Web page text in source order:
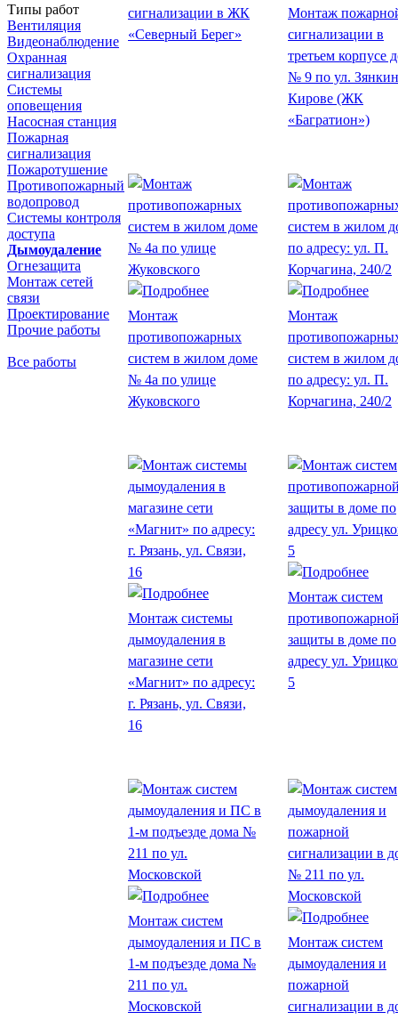
Типы работ
Вентиляция
Видеонаблюдение
Охранная
сигнализация
Системы
оповещения
Насосная станция
Пожарная
сигнализация
Пожаротушение
Противопожарный
водопровод
Системы контроля
доступа
Дымоудаление
Огнезащита
Монтаж сетей
связи
Проектирование
Прочие работы
Все работы
сигнализации в ЖК
«Северный Берег»
Монтаж
сигнализации в
третьем корпусе
№ 9 по ул.
Кирове (ЖК
«Багратион»)
Монтаж
противопожарных
систем в жилом доме
№ 4а по улице
Жуковского
Монтаж
систем в жилом
по адресу: ул. П.
Корчагина, 240/2
Монтаж системы
дымоудаления в
магазине сети
«Магнит» по адресу:
г. Рязань, ул. Связи,
16
Монтаж систем
защиты в доме по
адресу ул.
5
Монтаж систем
дымоудаления и ПС в
1-м подъезде дома №
211 по ул.
Московской
Монтаж систем
дымоудаления и
пожарной
сигнализации в